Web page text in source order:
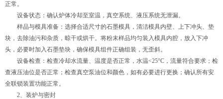
正常。
设备状态：确认炉体冷却至室温，真空系统、液压系统无泄漏。
样品与模具准备：选择合适尺寸的石墨模具，清洁模具内壁、上下冲头、垫
块，去除油污和杂质，晾干或烘干。将粉末样品均匀装入模具内腔，放入下冲
头，必要时加入石墨垫块，确保模具组件正确组装，无歪斜。
设备检查：检查冷却水流量、温度是否正常，水温<25°C，流量符合要求；检
查液压油位是否正常；检查真空泵油位和颜色，如有必要进行更换；确认所有安
全联锁装置功能正常。
2、装炉与密封